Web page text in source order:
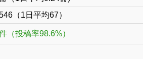
（1日平均67）
（投稿率98.6%）